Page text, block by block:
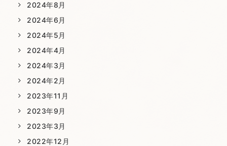
2024年8月
2024年6月
2024年5月
2024年4月
2024年3月
2024年2月
2023年11月
2023年9月
2023年3月
2022年12月